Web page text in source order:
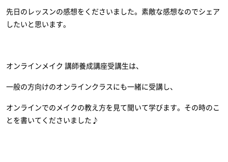
先日のレッスンの感想をくださいました。素敵な感想なのでシェア
したいと思います。
オンラインメイク 講師養成講座受講生は、
一般の方向けのオンラインクラスにも一緒に受講し、
オンラインでのメイクの教え方を見て聞いて学びます。その時のこ
とを書いてくださいました♪